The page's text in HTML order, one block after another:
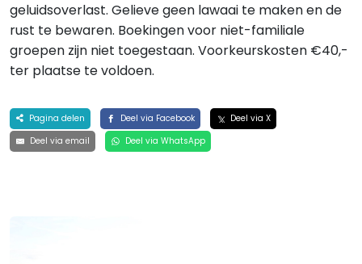
geluidsoverlast. Gelieve geen lawaai te maken en de
rust te bewaren. Boekingen voor niet-familiale
groepen zijn niet toegestaan. Voorkeurskosten €40,-
ter plaatse te voldoen.
Pagina delen Deel via Facebook
Deel via X
Deel via email
Deel via WhatsApp